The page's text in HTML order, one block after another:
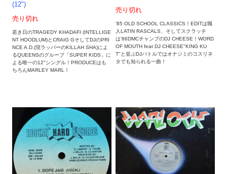
(12")
売り切れ
若き日のTRAGEDY KHADAFI (INTELLIGE
NT HOODLUM)とCRAIG GそしてDJのPRI
NCE A.D.(現ラッパーのKILLAH SHA)によ
るQUEENSのグループ「SUPER KIDS」に
よる唯一の12"シングル！PRODUCEはも
ちろんMARLEY MARL！
売り切れ
'85 OLD SCHOOL CLASSICS！EDITは職
人LATIN RASCALS、そしてスクラッチ
は'86DMCチャンプのDJ CHEESE！WORD
OF MOUTH feat DJ CHEESE"KING KU
T"と並ぶDJバトル‎ではオナジミのコスリネ
タでも知られる一曲！